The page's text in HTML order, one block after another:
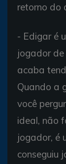
retorno do
- Edigar é
jogador
acaba
Quando a
você
ideal, não
jogador, é
conseguiu